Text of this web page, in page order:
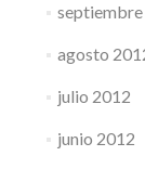
agosto
julio 2012
junio 2012